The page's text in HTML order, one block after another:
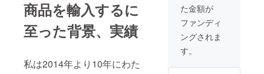
商品を輸入するに
至った背景、実績
私は2014年より10年にわた
リター
ンを選
択でき
ませ
ん。
宛先人
名の記
載をお
願いい
たしま
満の者
レート
系のデ
と相性
。 原材
コール
度数5
パーセ
ント。
-
パンの
ような
アロ
マ。
た飲み
た金額が
ファンディ
ングされま
す。